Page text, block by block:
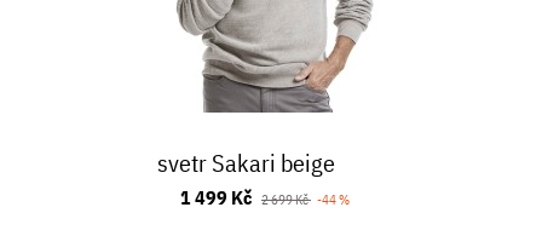
svetr Sakari beige
1 499 Kč 2 699 Kč -44 %